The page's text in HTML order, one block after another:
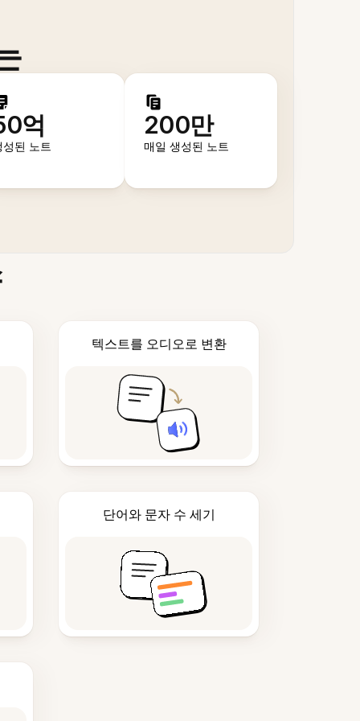
억
성된 노트
200만
매일 생성된 노트
텍스트를 오디오로 변환
단어와 문자 수 세기